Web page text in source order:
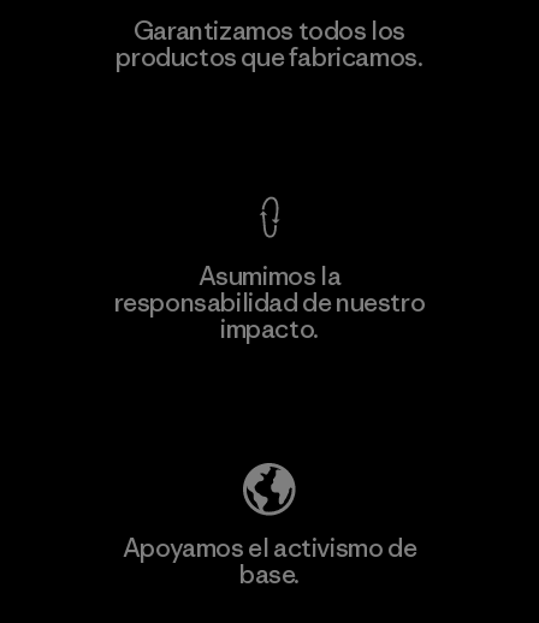
información
Kwang Viet Garment Co., Ltd
Garantizamos todos los
productos que fabricamos.
Asumimos la
responsabilidad de nuestro
impacto.
Apoyamos el activismo de
base.